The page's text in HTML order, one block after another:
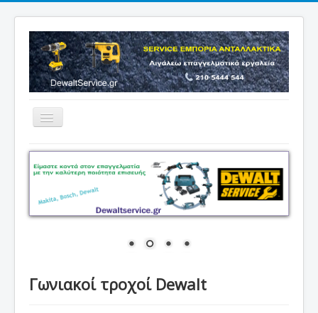
Εναλλαγή
πλοήγησης
Home
Προϊόντα
Προσφορές εργαλείων
Γωνιακοί τροχοί Dewalt